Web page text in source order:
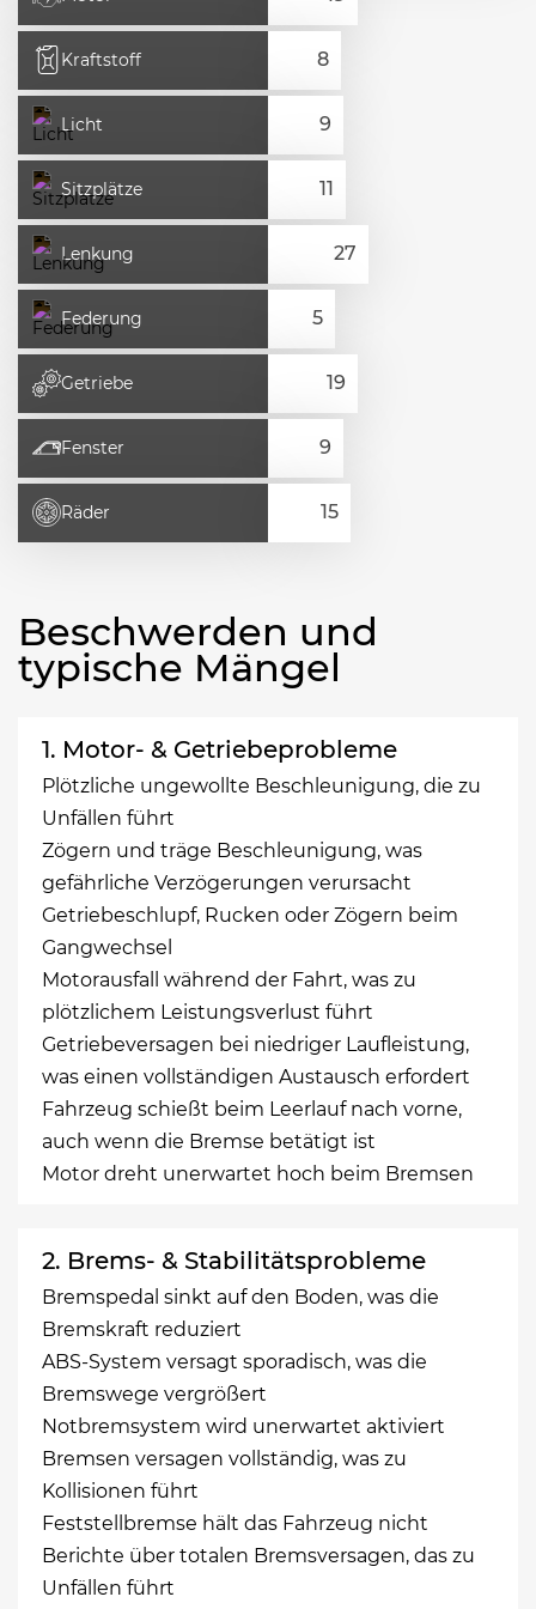
Kraftstoff
Licht
Sitzplätze
Lenkung
Federung
Getriebe
Fenster
Räder
Beschwerden und
typische Mängel
1. Motor- & Getriebeprobleme
Plötzliche ungewollte Beschleunigung, die zu
Unfällen führt
Zögern und träge Beschleunigung, was
gefährliche Verzögerungen verursacht
Getriebeschlupf, Rucken oder Zögern beim
Gangwechsel
Motorausfall während der Fahrt, was zu
plötzlichem Leistungsverlust führt
Getriebeversagen bei niedriger Laufleistung,
was einen vollständigen Austausch erfordert
Fahrzeug schießt beim Leerlauf nach vorne,
auch wenn die Bremse betätigt ist
Motor dreht unerwartet hoch beim Bremsen
2. Brems- & Stabilitätsprobleme
Bremspedal sinkt auf den Boden, was die
Bremskraft reduziert
ABS-System versagt sporadisch, was die
Bremswege vergrößert
Notbremsystem wird unerwartet aktiviert
Bremsen versagen vollständig, was zu
Kollisionen führt
Feststellbremse hält das Fahrzeug nicht
Berichte über totalen Bremsversagen, das zu
Unfällen führt